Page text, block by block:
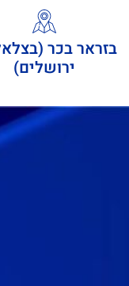
ירושלים)